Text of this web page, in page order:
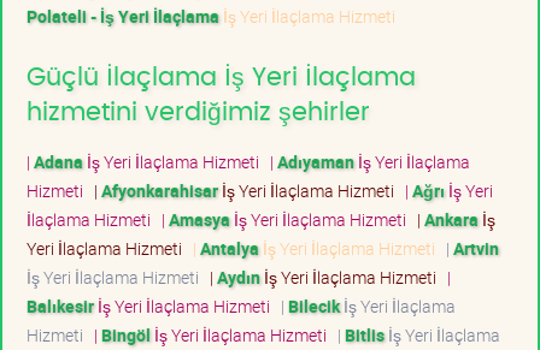
Polateli - İş Yeri İlaçlama İş Yeri İlaçlama Hizmeti
Güçlü İlaçlama İş Yeri İlaçlama
hizmetini verdiğimiz şehirler
| Adana İş Yeri İlaçlama Hizmeti | Adıyamanİş Yeri İlaçlama
Hizmeti | Afyonkarahisarİş Yeri İlaçlama Hizmeti | Ağrı İş Yeri
İlaçlama Hizmeti | Amasya İş Yeri İlaçlama Hizmeti | Ankara İş
Yeri İlaçlama Hizmeti | Antalya İş Yeri İlaçlama Hizmeti | Artvin
İş Yeri İlaçlama Hizmeti | Aydınİş Yeri İlaçlama Hizmeti |
Balıkesirİş Yeri İlaçlama Hizmeti | Bilecikİş Yeri İlaçlama
Hizmeti | Bingöl İş Yeri İlaçlama Hizmeti | Bitlisİş Yeri İlaçlama